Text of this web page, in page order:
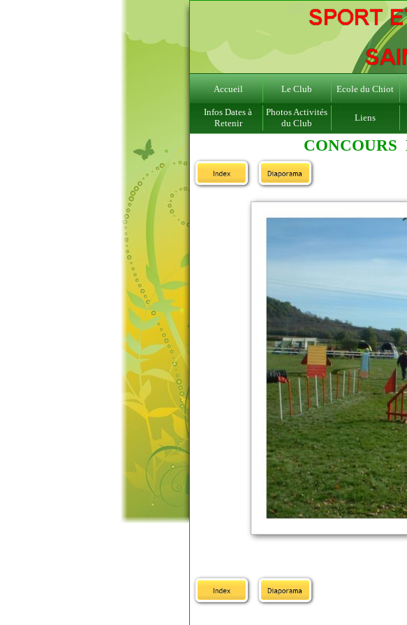
Accueil Le Club Ecole du Chiot
Infos Dates à
Retenir
Photos Activités
du Club
Liens
CONCOURS